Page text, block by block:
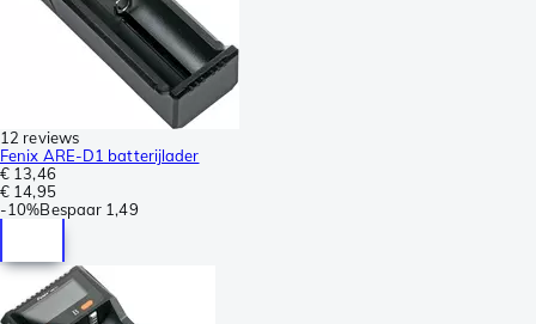
12 reviews
Fenix ARE-D1 batterijlader
€ 13,46
€ 14,95
-10%Bespaar 1,49